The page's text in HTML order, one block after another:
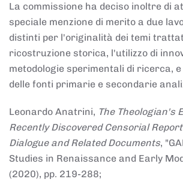
La commissione ha deciso inoltre di
speciale menzione di merito a due
distinti per l'originalità dei temi
ricostruzione storica, l'utilizzo di
metodologie sperimentali di ricerca,
delle fonti primarie e secondarie
Leonardo Anatrini, The Theologian's
Recently Discovered Censorial
Dialogue and Related Documents,
Studies in Renaissance and Early
(2020), pp. 219-288;